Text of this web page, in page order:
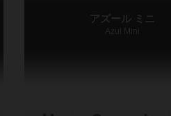
アズール ミニ
Azul Mini